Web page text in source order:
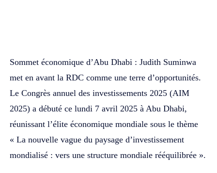
Sommet économique d’Abu Dhabi : Judith Suminwa
met en avant la RDC comme une terre d’opportunités.
Le Congrès annuel des investissements 2025 (AIM
2025) a débuté ce lundi 7 avril 2025 à Abu Dhabi,
réunissant l’élite économique mondiale sous le thème
« La nouvelle vague du paysage d’investissement
mondialisé : vers une structure mondiale rééquilibrée ».